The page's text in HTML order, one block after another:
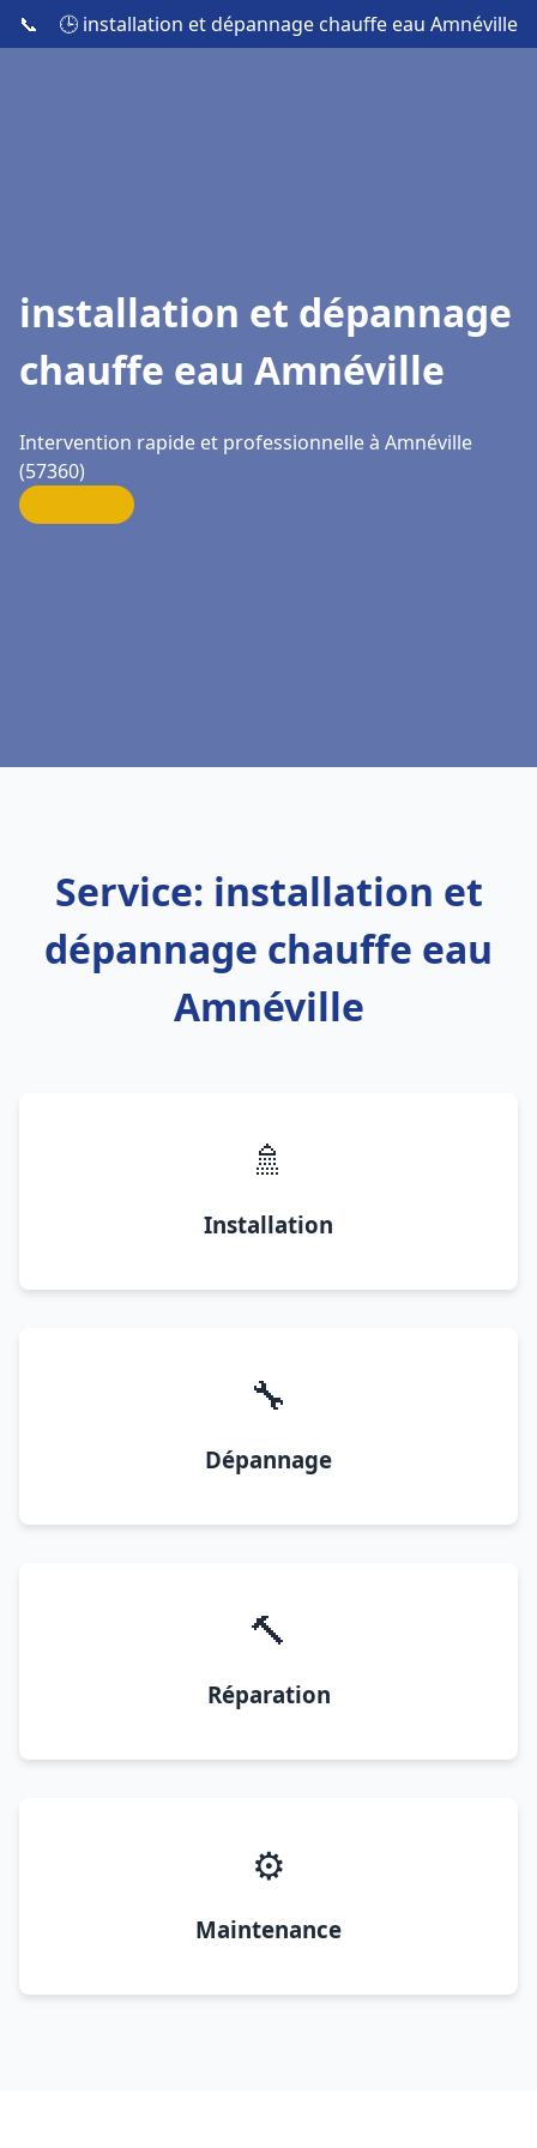
📞 🕒 installation et dépannage chauffe eau Amnéville
installation et dépannage
chauffe eau Amnéville
Intervention rapide et professionnelle à Amnéville
(57360)
Service: installation et
dépannage chauffe eau
Amnéville
🚿
Installation
🔧
Dépannage
🔨
Réparation
⚙️
Maintenance